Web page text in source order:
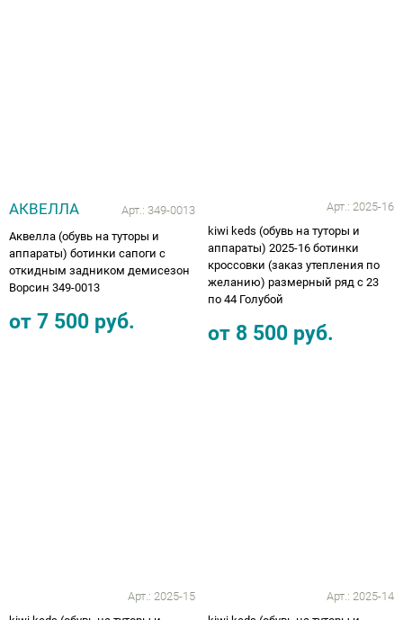
АКВЕЛЛА Арт.: 349-0013
Аквелла (обувь на туторы и
аппараты) ботинки сапоги с
откидным задником демисезон
Ворсин 349-0013
от 7 500 руб.
Арт.: 2025-16
kiwi keds (обувь на туторы и
аппараты) 2025-16 ботинки
кроссовки (заказ утепления по
желанию) размерный ряд с 23
по 44 Голубой
от 8 500 руб.
Арт.: 2025-15
Арт.: 2025-14
для ЛФК
Одежда ортопедическая (адаптивная) для
инвалидов
Индивидуальное изготовление